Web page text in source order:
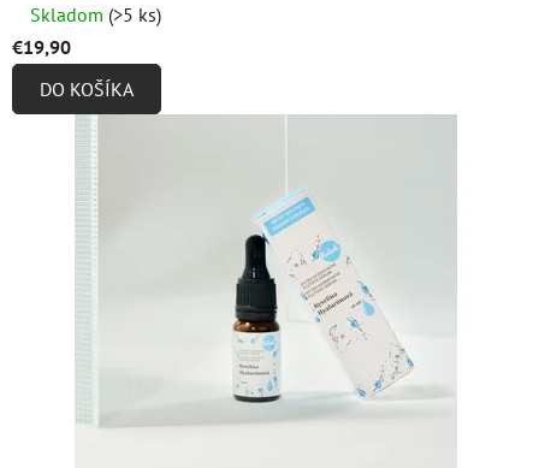
hodnotenie
produktu
hviezdičiek.
Skladom (>5 ks)
€19,90
DO KOŠÍKA